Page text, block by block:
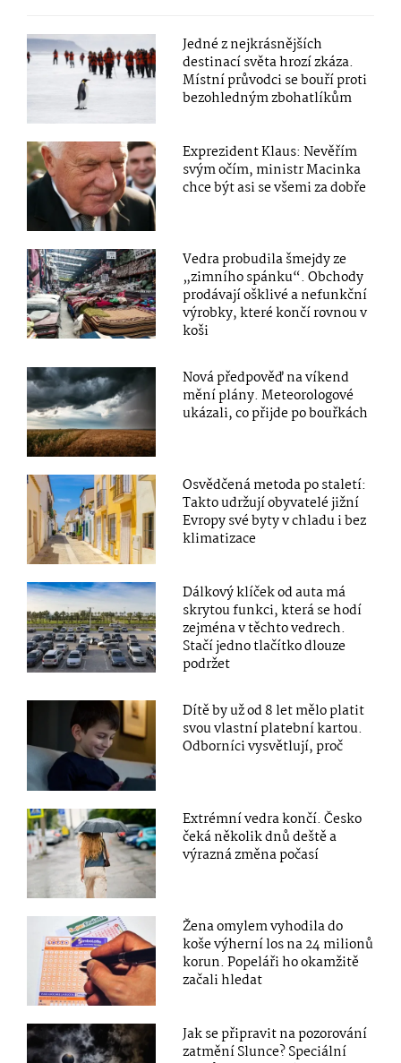
Jedné z nejkrásnějších
destinací světa hrozí zkáza.
Místní průvodci se bouří proti
bezohledným zbohatlíkům
Exprezident Klaus: Nevěřím
svým očím, ministr Macinka
chce být asi se všemi za dobře
Vedra probudila šmejdy ze
„zimního spánku“. Obchody
prodávají ošklivé a nefunkční
výrobky, které končí rovnou v
koši
Nová předpověď na víkend
mění plány. Meteorologové
ukázali, co přijde po bouřkách
Osvědčená metoda po staletí:
Takto udržují obyvatelé jižní
Evropy své byty v chladu i bez
klimatizace
Dálkový klíček od auta má
skrytou funkci, která se hodí
zejména v těchto vedrech.
Stačí jedno tlačítko dlouze
podržet
Dítě by už od 8 let mělo platit
svou vlastní platební kartou.
Odborníci vysvětlují, proč
Extrémní vedra končí. Česko
čeká několik dnů deště a
výrazná změna počasí
Žena omylem vyhodila do
koše výherní los na 24 milionů
korun. Popeláři ho okamžitě
začali hledat
Jak se připravit na pozorování
zatmění Slunce? Speciální